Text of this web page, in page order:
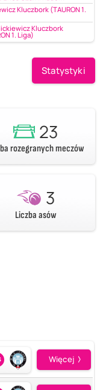
Kluczbork (TAURON 1.
Kluczbork
1. Liga)
Statystyki
23
rozegranych meczów
3
Liczba asów
Więcej